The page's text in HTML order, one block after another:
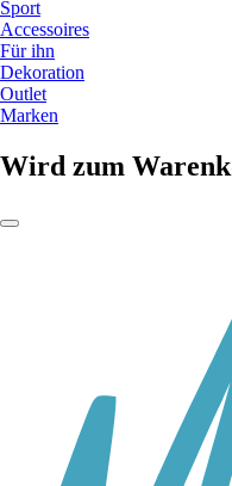
Sport
Accessoires
Für ihn
Dekoration
Outlet
Marken
Wird zum